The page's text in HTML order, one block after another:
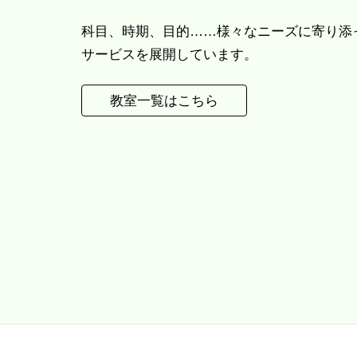
科目、時期、目的……様々なニーズに寄り添
サービスを展開しています。
教室一覧はこちら